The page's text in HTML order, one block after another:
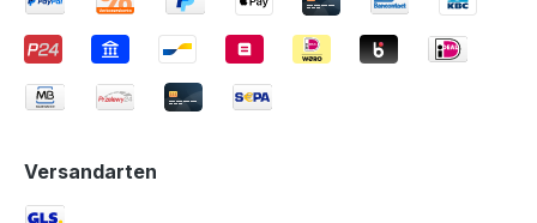
Versandarten